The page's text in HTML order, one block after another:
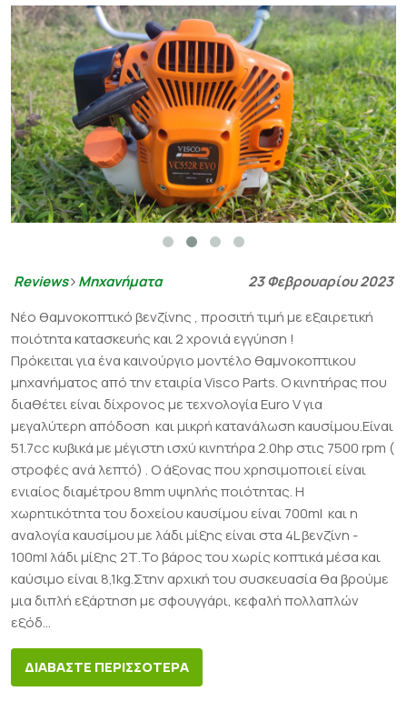
Reviews Μηχανήματα
23 Φεβρουαρίου 2023
Νέο θαμνοκοπτικό βενζίνης , προσιτή τιμή με εξαιρετική
ποιότητα κατασκευής και 2 χρονιά εγγύηση !
Πρόκειται για ένα καινούργιο μοντέλο θαμνοκοπτικου
μηχανήματος από την εταιρία Visco Parts. Ο κινητήρας που
διαθέτει είναι δίχρονος με τεχνολογία Euro V για
μεγαλύτερη απόδοση και μικρή κατανάλωση καυσίμου.Είναι
51.7cc κυβικά με μέγιστη ισχύ κινητήρα 2.0hp στις 7500 rpm (
στροφές ανά λεπτό) . Ο άξονας που χρησιμοποιεί είναι
ενιαίος διαμέτρου 8mm υψηλής ποιότητας. Η
χωρητικότητα του δοχείου καυσίμου είναι 700ml και η
αναλογία καυσίμου με λάδι μίξης είναι στα 4L βενζίνη -
100ml λάδι μίξης 2Τ.Το βάρος του χωρίς κοπτικά μέσα και
καύσιμο είναι 8,1kg.Στην αρχική του συσκευασία θα βρούμε
μια διπλή εξάρτηση με σφουγγάρι, κεφαλή πολλαπλών
εξόδ...
ΔΙΑΒΑΣΤΕ ΠΕΡΙΣΣΟΤΕΡΑ